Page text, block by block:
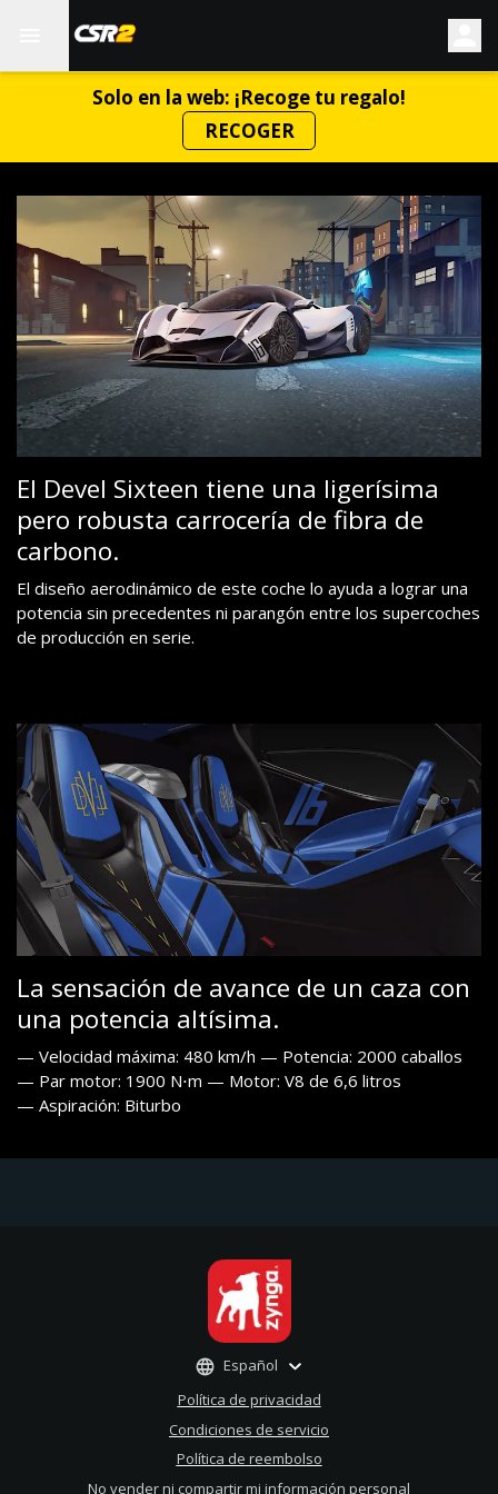
Solo en la web: ¡Recoge tu regalo!
RECOGER
El Devel Sixteen tiene una ligerísima
pero robusta carrocería de fibra de
carbono.
El diseño aerodinámico de este coche lo ayuda a lograr una
potencia sin precedentes ni parangón entre los supercoches
de producción en serie.
La sensación de avance de un caza con
una potencia altísima.
— Velocidad máxima: 480 km/h — Potencia: 2000 caballos
— Par motor: 1900 N⋅m — Motor: V8 de 6,6 litros
— Aspiración: Biturbo
Política de privacidad
Condiciones de servicio
Política de reembolso
No vender ni compartir mi información personal
Español